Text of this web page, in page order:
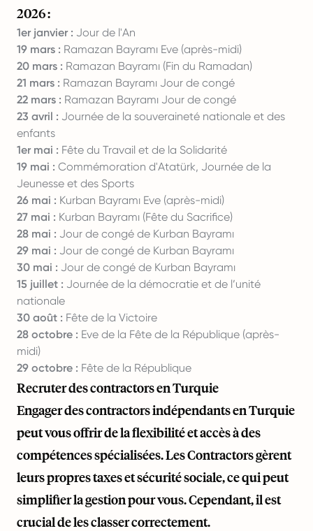
2026 :
1er janvier : Jour de l'An
19 mars : Ramazan Bayramı Eve (après-midi)
20 mars : Ramazan Bayramı (Fin du Ramadan)
21 mars : Ramazan Bayramı Jour de congé
22 mars : Ramazan Bayramı Jour de congé
23 avril : Journée de la souveraineté nationale et des
enfants
1er mai : Fête du Travail et de la Solidarité
19 mai : Commémoration d'Atatürk, Journée de la
Jeunesse et des Sports
26 mai : Kurban Bayramı Eve (après-midi)
27 mai : Kurban Bayramı (Fête du Sacrifice)
28 mai : Jour de congé de Kurban Bayramı
29 mai : Jour de congé de Kurban Bayramı
30 mai : Jour de congé de Kurban Bayramı
15 juillet : Journée de la démocratie et de l’unité
nationale
30 août : Fête de la Victoire
28 octobre : Eve de la Fête de la République (après-
midi)
29 octobre : Fête de la République
Recruter des contractors en Turquie
Engager des contractors indépendants en Turquie
peut vous offrir de la flexibilité et accès à des
compétences spécialisées. Les Contractors gèrent
leurs propres taxes et sécurité sociale, ce qui peut
simplifier la gestion pour vous. Cependant, il est
crucial de les classer correctement.